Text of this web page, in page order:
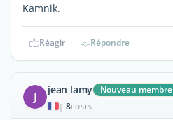
Kamnik.
Réagir Répondre
J jean lamy Nouveau membre
| 8POSTS